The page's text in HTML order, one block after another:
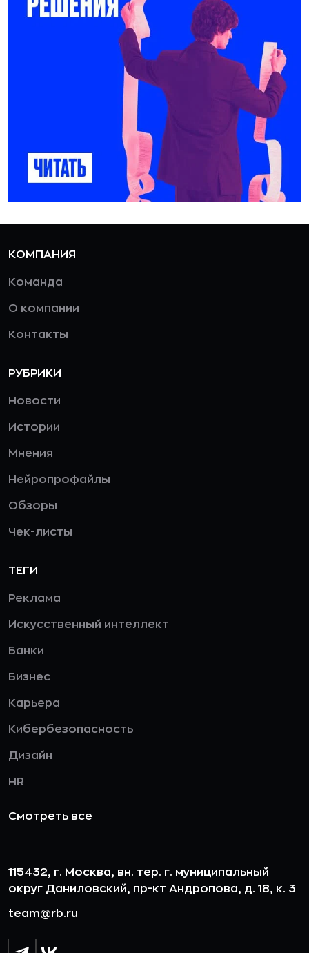
КОМПАНИЯ
Команда
О компании
Контакты
РУБРИКИ
Новости
Истории
Мнения
Нейропрофайлы
Обзоры
Чек-листы
ТЕГИ
Реклама
Искусственный интеллект
Банки
Бизнес
Карьера
Кибербезопасность
Дизайн
HR
Смотреть все
115432, г. Москва, вн. тер. г. муниципальный
округ Даниловский, пр-кт Андропова, д. 18, к. 3
team@rb.ru